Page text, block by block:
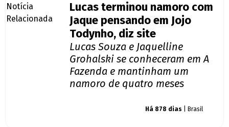
Lucas terminou namoro com
Jaque pensando em Jojo
Todynho, diz site
Lucas Souza e Jaquelline
Grohalski se conheceram em A
Fazenda e mantinham um
namoro de quatro meses
Há 878 dias | Brasil